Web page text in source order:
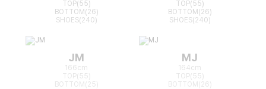
TOP(55)
BOTTOM(26)
SHOES(240)
TOP(55)
BOTTOM(26)
SHOES(240)
JM
166cm
TOP(55)
BOTTOM(25)
MJ
164cm
TOP(55)
BOTTOM(26)